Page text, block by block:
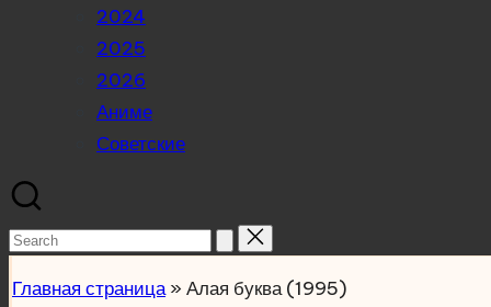
2024
2025
2026
Аниме
Советские
Search
Главная страница» Алая буква (1995)